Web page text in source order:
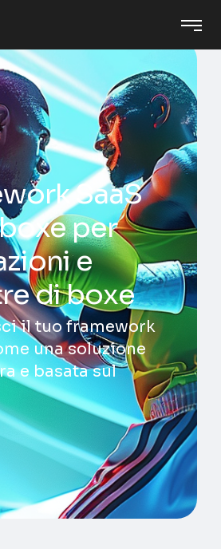
SaaS
per
e
di boxe
il tuo framework
una soluzione
e basata sul